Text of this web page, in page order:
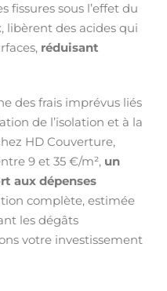
fissures sous l’effet du
libèrent des acides qui
réduisant
des frais imprévus liés
de l’isolation et à la
HD Couverture,
9 et 35 €/m², un
aux dépenses
complète, estimée
les dégâts
votre investissement